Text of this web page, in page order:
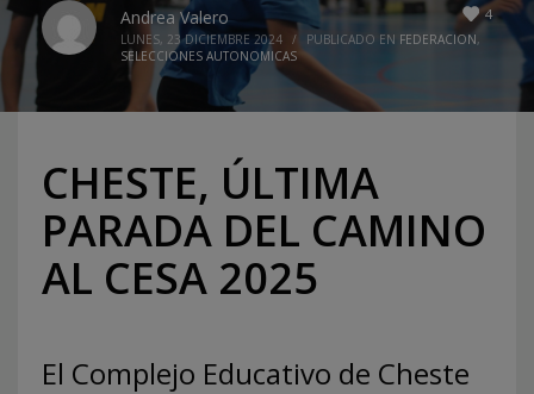
4
Andrea Valero
LUNES, 23 DICIEMBRE 2024 / PUBLICADO EN FEDERACION,
SELECCIONES AUTONOMICAS
CHESTE, ÚLTIMA
PARADA DEL CAMINO
AL CESA 2025
El Complejo Educativo de Cheste